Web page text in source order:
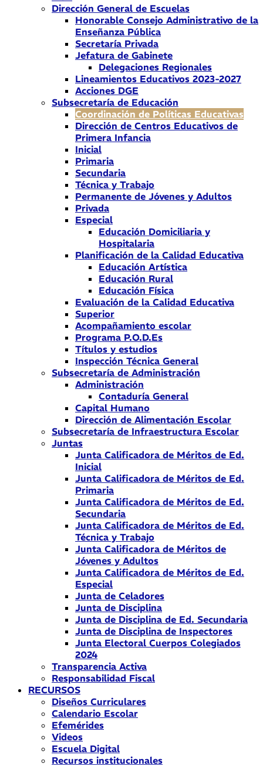
Dirección General de Escuelas
Honorable Consejo Administrativo de la
Enseñanza Pública
Secretaría Privada
Jefatura de Gabinete
Delegaciones Regionales
Lineamientos Educativos 2023-2027
Acciones DGE
Subsecretaría de Educación
Coordinación de Políticas Educativas
Dirección de Centros Educativos de
Primera Infancia
Inicial
Primaria
Secundaria
Técnica y Trabajo
Permanente de Jóvenes y Adultos
Privada
Especial
Educación Domiciliaria y
Hospitalaria
Planificación de la Calidad Educativa
Educación Artística
Educación Rural
Educación Física
Evaluación de la Calidad Educativa
Superior
Acompañamiento escolar
Programa P.O.D.Es
Títulos y estudios
Inspección Técnica General
Subsecretaría de Administración
Administración
Contaduría General
Capital Humano
Dirección de Alimentación Escolar
Subsecretaría de Infraestructura Escolar
Juntas
Junta Calificadora de Méritos de Ed.
Inicial
Junta Calificadora de Méritos de Ed.
Primaria
Junta Calificadora de Méritos de Ed.
Secundaria
Junta Calificadora de Méritos de Ed.
Técnica y Trabajo
Junta Calificadora de Méritos de
Jóvenes y Adultos
Junta Calificadora de Méritos de Ed.
Especial
Junta de Celadores
Junta de Disciplina
Junta de Disciplina de Ed. Secundaria
Junta de Disciplina de Inspectores
Junta Electoral Cuerpos Colegiados
2024
Transparencia Activa
Responsabilidad Fiscal
RECURSOS
Diseños Curriculares
Calendario Escolar
Efemérides
Videos
Escuela Digital
Recursos institucionales